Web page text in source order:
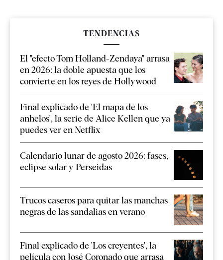
TENDENCIAS
El "efecto Tom Holland-Zendaya" arrasa
en 2026: la doble apuesta que los
convierte en los reyes de Hollywood
Final explicado de 'El mapa de los
anhelos', la serie de Alice Kellen que ya
puedes ver en Netflix
Calendario lunar de agosto 2026: fases,
eclipse solar y Perseidas
Trucos caseros para quitar las manchas
negras de las sandalias en verano
Final explicado de 'Los creyentes', la
película con José Coronado que arrasa